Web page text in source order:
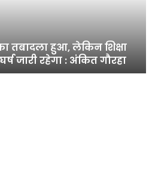
तबादला हुआ, लेकिन शिक्षा
जारी रहेगा : अंकित गौरहा